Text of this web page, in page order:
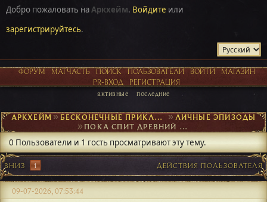
Добро пожаловать наАркхейм. Войдите или
зарегистрируйтесь.
ФОРУМ МАТЧАСТЬ ПОИСК ПОЛЬЗОВАТЕЛИ ВОЙТИ
МАГАЗИН
PR-ВХОД
РЕГИСТРАЦИЯ
активные последние
АРКХЕЙМ► БЕСКОНЕЧНЫЕ ПРИКЛЮЧЕНИЯ ►ЛИЧНЫЕ ЭПИЗОДЫ
► ПОКА СПИТ ДРЕВНИЙ ГОРОД
0 Пользователи и 1 гость просматривают эту тему.
ВНИЗ 1 ДЕЙСТВИЯ ПОЛЬЗОВАТЕЛЯ
09-07-2026, 07:53:44